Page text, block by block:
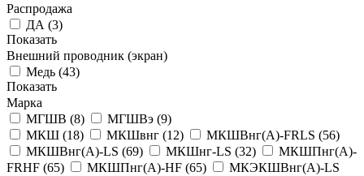
Распродажа
ДА (3)
Показать
Внешний проводник (экран)
Медь (43)
Показать
Марка
МГШВ (8) МГШВэ (9)
МКШ (18) МКШвнг (12) МКШВнг(А)-FRLS (56)
МКШВнг(А)-LS (69) МКШнг-LS (32)
МКШПнг(А)-
FRHF (65) МКШПнг(А)-HF (65)
МКЭКШВнг(А)-LS